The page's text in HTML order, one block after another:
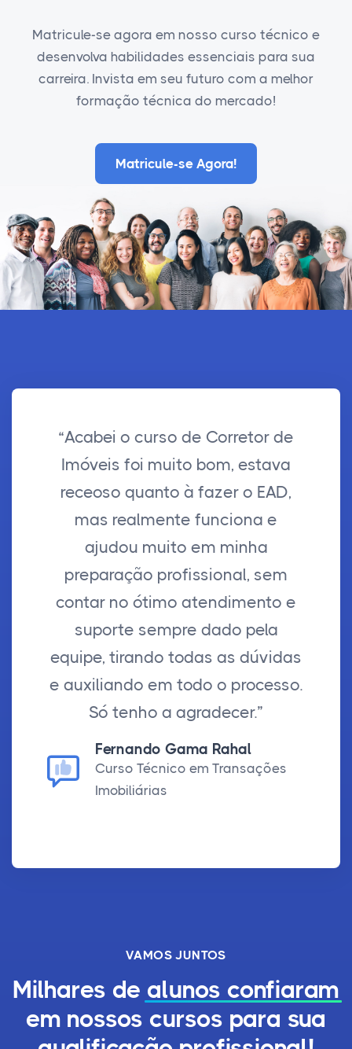
Matricule-se agora em nosso curso técnico e
desenvolva habilidades essenciais para sua
carreira. Invista em seu futuro com a melhor
formação técnica do mercado!
Matricule-se Agora!
“Acabei o curso de Corretor de
Imóveis foi muito bom, estava
receoso quanto à fazer o EAD,
mas realmente funciona e
ajudou muito em minha
preparação profissional, sem
contar no ótimo atendimento e
suporte sempre dado pela
equipe, tirando todas as dúvidas
e auxiliando em todo o processo.
Só tenho a agradecer.”
Fernando Gama Rahal
Curso Técnico em Transações
Imobiliárias
VAMOS JUNTOS
Milhares de alunos confiaram
em nossos cursos para sua